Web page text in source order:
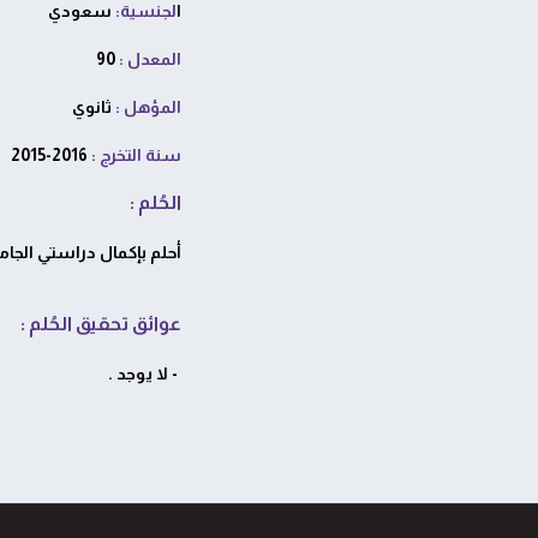
الجنسية: سعودي
المعدل :
المؤهل : ثانوي
سنة التخرج :
الحُلم :
أحلم بإكمال دراستي
عوائق تحقيق الحُلم :
- لا يوجد .